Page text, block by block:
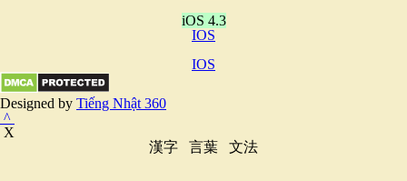
iOS 4.3
IOS
IOS
Designed by Tiếng Nhật 360
^
X
漢字
言葉 文法